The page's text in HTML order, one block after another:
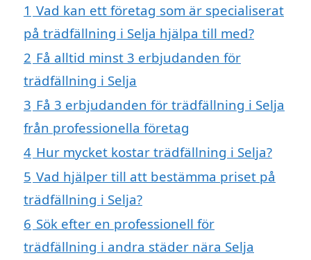
1 Vad kan ett företag som är specialiserat
på trädfällning i Selja hjälpa till med?
2 Få alltid minst 3 erbjudanden för
trädfällning i Selja
3 Få 3 erbjudanden för trädfällning i Selja
från professionella företag
4 Hur mycket kostar trädfällning i Selja?
5 Vad hjälper till att bestämma priset på
trädfällning i Selja?
6 Sök efter en professionell för
trädfällning i andra städer nära Selja